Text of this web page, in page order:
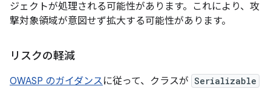
ジェクトが処理される可能性があります。これにより、攻
撃対象領域が意図せず拡大する可能性があります。
リスクの軽減
OWASP のガイダンスに従って、クラスが Serializable